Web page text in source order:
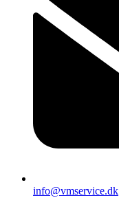
info@vmservice.dk